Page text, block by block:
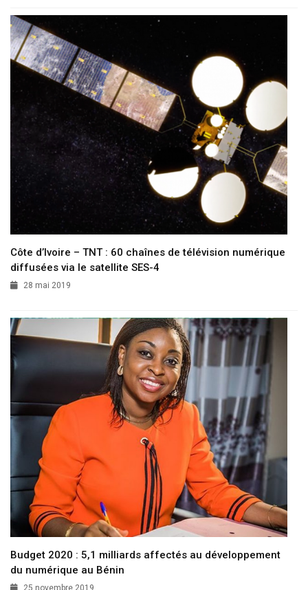
Côte d’Ivoire – TNT : 60 chaînes de télévision numérique
diffusées via le satellite SES-4
28 mai 2019
Budget 2020 : 5,1 milliards affectés au développement
du numérique au Bénin
25 novembre 2019